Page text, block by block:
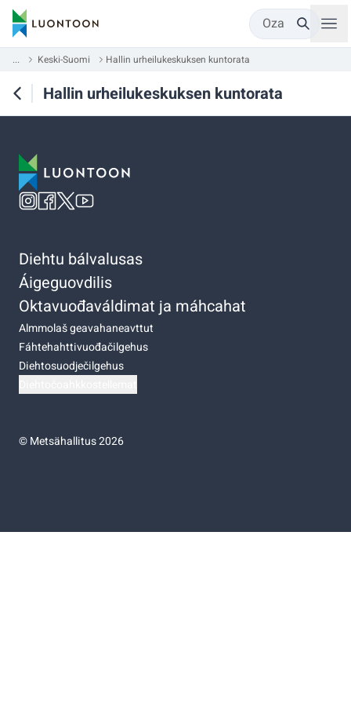
Oza
... Keski-Suomi Hallin urheilukeskuksen kuntorata
Hallin urheilukeskuksen kuntorata
Diehtu bálvalusas
Áigeguovdilis
Oktavuođaváldimat ja máhcahat
Almmolaš geavahaneavttut
Fáhtehahttivuođačilgehus
Diehtosuodječilgehus
©Metsähallitus 2026